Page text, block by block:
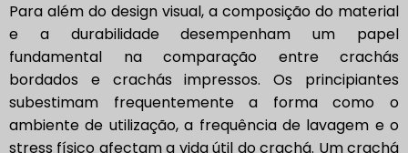
Para além do design visual, a composição do material
e a durabilidade desempenham um papel
fundamental na comparação entre crachás
bordados e crachás impressos. Os principiantes
subestimam frequentemente a forma como o
ambiente de utilização, a frequência de lavagem e o
stress físico afectam a vida útil do crachá. Um crachá